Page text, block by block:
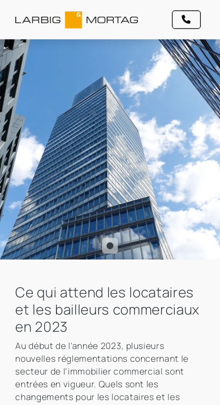
Ce qui attend les locataires
et les bailleurs commerciaux
en 2023
Au début de l'année 2023, plusieurs
nouvelles réglementations concernant le
secteur de l'immobilier commercial sont
entrées en vigueur. Quels sont les
changements pour les locataires et les